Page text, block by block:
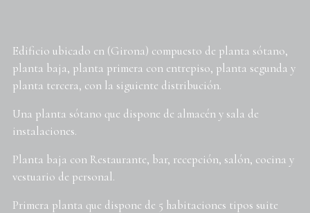
Edificio ubicado en (Girona) compuesto de planta sótano,
planta baja, planta primera con entrepiso, planta segunda y
planta tercera, con la siguiente distribución.
Una planta sótano que dispone de almacén y sala de
instalaciones.
Planta baja con Restaurante, bar, recepción, salón, cocina y
vestuario de personal.
Primera planta que dispone de 5 habitaciones tipos suite